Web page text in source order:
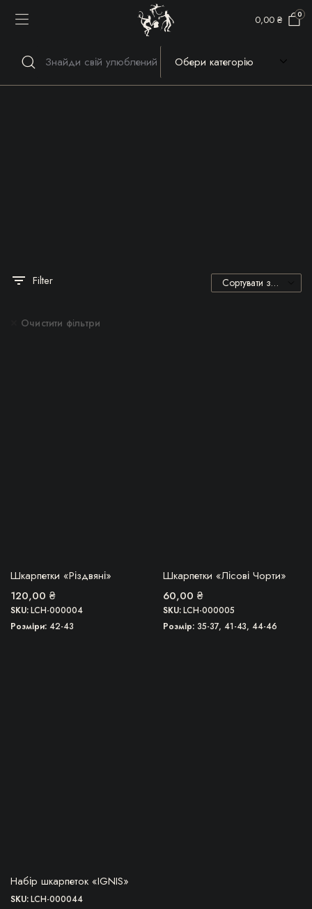
0,00 ₴ 0
Filter
Очистити фільтри
БЕРУ!
Шкарпетки «Різдвяні»
120,00 ₴
SKU:LCH-000004
Розміри 42-43
БЕРУ!
Шкарпетки «Лісові Чорти»
60,00 ₴
SKU:LCH-000005
Розмір 35-37, 41-43, 44-46
ПЕРЕЙТИ ДО ТОВАРУ
Набір шкарпеток «IGNIS»
SKU:LCH-000044